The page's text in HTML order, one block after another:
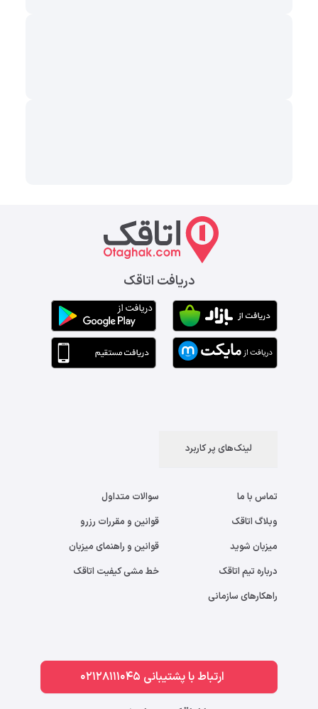
دریافت اتاقک
لینک‌های پر کاربرد
تماس با ما
وبلاگ اتاقک
میزبان شوید
درباره تیم اتاقک
راهکارهای سازمانی
سوالات متداول
قوانین و مقررات رزرو
قوانین و راهنمای میزبان
خط مشی کیفیت اتاقک
ارتباط با پشتیبانی 02128111045